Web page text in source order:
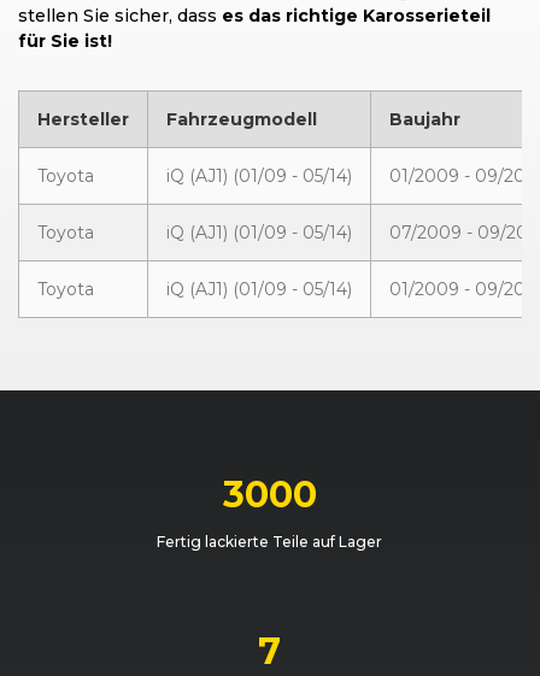
stellen Sie sicher, dass es das richtige Karosserieteil
für Sie ist!
Hersteller Fahrzeugmodell Baujahr
Toyota iQ (AJ1) (01/09 - 05/14) 01/2009 - 09/
Toyota iQ (AJ1) (01/09 - 05/14) 07/2009 - 09/
Toyota iQ (AJ1) (01/09 - 05/14) 01/2009 - 09/
3000
Fertig lackierte Teile auf Lager
7